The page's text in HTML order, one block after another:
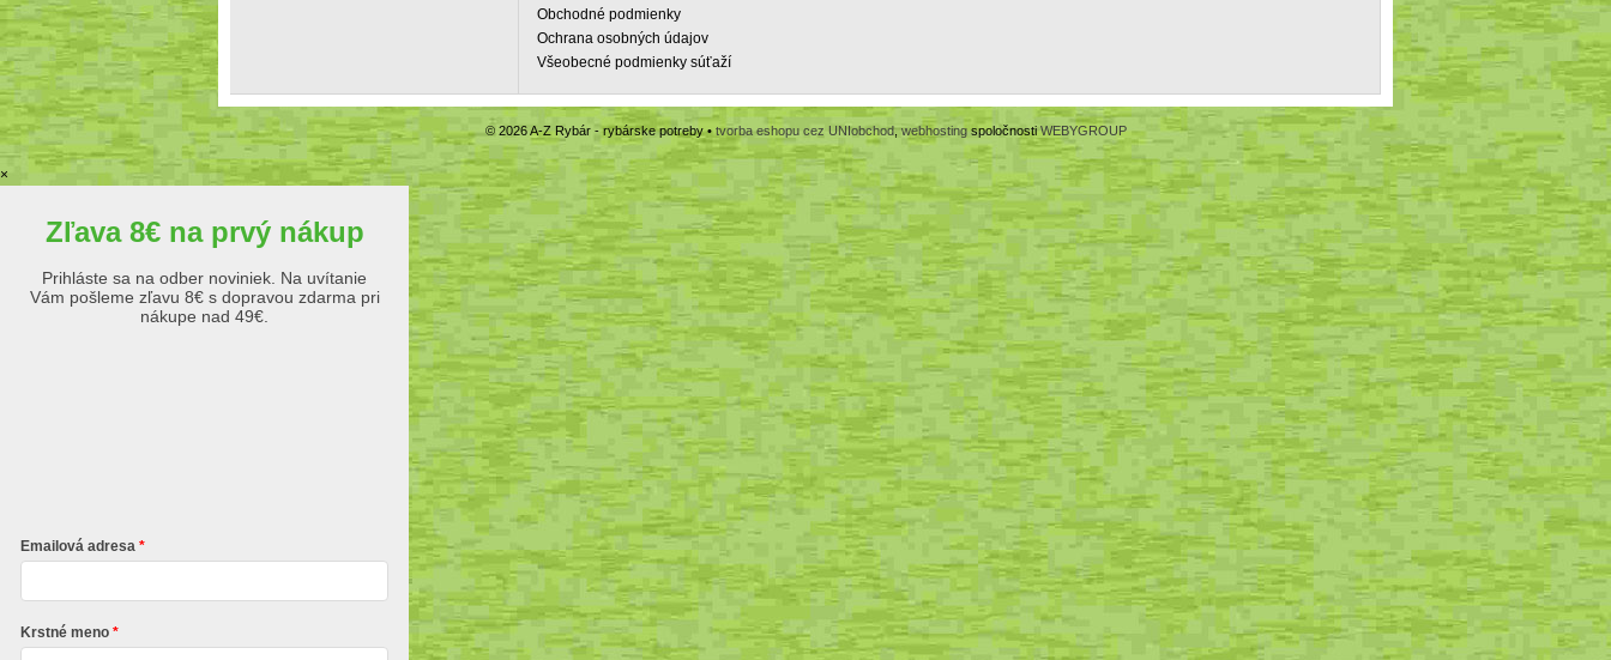
Obchodné podmienky
Ochrana osobných údajov
Všeobecné podmienky súťaží
© 2026 A-Z Rybár - rybárske potreby • tvorba eshopu cez UNIobchod,webhostingspoločnostiWEBYGROUP
×
Zľava 8€ na prvý nákup
Prihláste sa na odber noviniek. Na uvítanie
Vám pošleme zľavu 8€ s dopravou zdarma pri
nákupe nad 49€.
Emailová adresa
Krstné meno